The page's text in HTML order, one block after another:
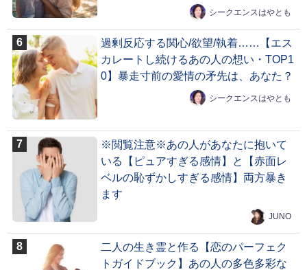
シークエンスはやとも
過剰反応する関心/欲望/執着……【エス
カレートし続けるあの人の想い・TOP1
0】暴走寸前の愛情の矛先は、あなた？
シークエンスはやとも
※閲覧注意※あの人があなたに抱いて
いる【ピュアすぎる感情】と【赤面レ
ベルの恥ずかしすぎる感情】両方暴き
ます
JUNO
二人の生き霊と作る【恋のパーフェク
トガイドブック】あの人の多色多彩な